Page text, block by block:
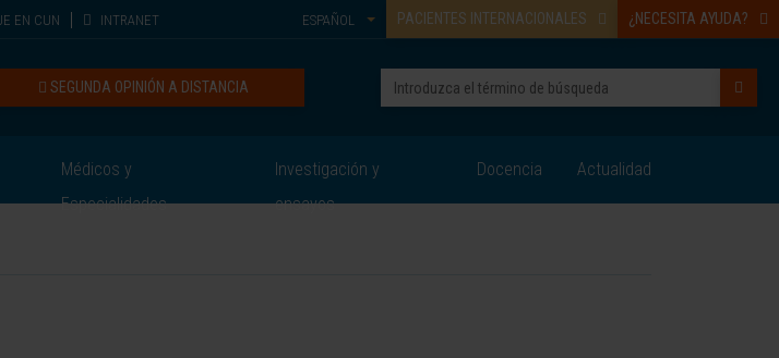
EN CUN INTRANET PACIENTES INTERNACIONALES ¿NECESITA AYUDA?
ESPAÑOL
SEGUNDA OPINIÓN A DISTANCIA
Médicos y
Especialidades
Investigación y
ensayos
Docencia Actualidad